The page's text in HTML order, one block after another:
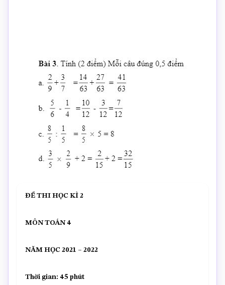
ĐỀ THI HỌC KÌ 2
MÔN TOÁN 4
NĂM HỌC 2021 – 2022
Thời gian: 45 phút